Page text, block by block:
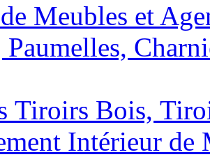
Meubles et
Paumelles,
Tiroirs Bois,
Intérieur de